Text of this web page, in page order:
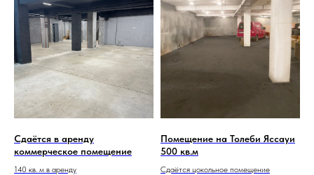
Сдаётся в аренду
коммерческое помещение
140 кв. м в аренду
Помещение на Толеби Яссауи
500 кв.м
Сдаётся цокольное помещение